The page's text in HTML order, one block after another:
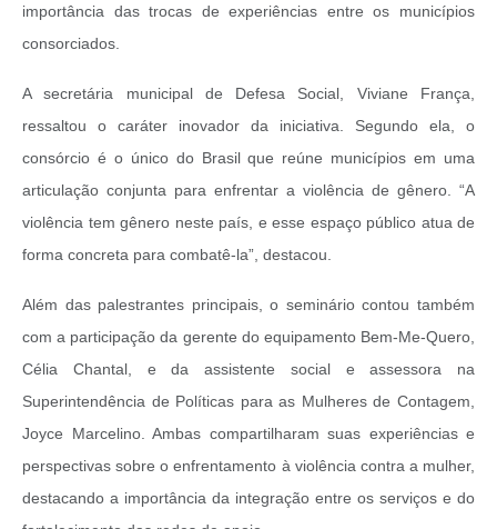
importância das trocas de experiências entre os municípios
consorciados.
A secretária municipal de Defesa Social, Viviane França,
ressaltou o caráter inovador da iniciativa. Segundo ela, o
consórcio é o único do Brasil que reúne municípios em uma
articulação conjunta para enfrentar a violência de gênero. “A
violência tem gênero neste país, e esse espaço público atua de
forma concreta para combatê-la”, destacou.
Além das palestrantes principais, o seminário contou também
com a participação da gerente do equipamento Bem-Me-Quero,
Célia Chantal, e da assistente social e assessora na
Superintendência de Políticas para as Mulheres de Contagem,
Joyce Marcelino. Ambas compartilharam suas experiências e
perspectivas sobre o enfrentamento à violência contra a mulher,
destacando a importância da integração entre os serviços e do